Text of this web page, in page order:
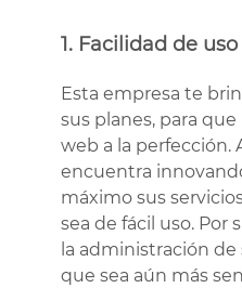
1. Facilidad de uso
Esta empresa te
sus planes, para
web a la perfección.
encuentra
máximo sus
sea de fácil uso. Por
la administración de
que sea aún más